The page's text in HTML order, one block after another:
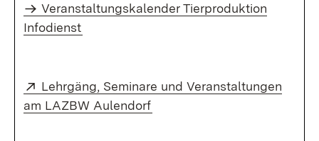
Veranstaltungskalender Tierproduktion
Infodienst
Extern:
Lehrgäng, Seminare und Veranstaltungen
am LAZBW Aulendorf